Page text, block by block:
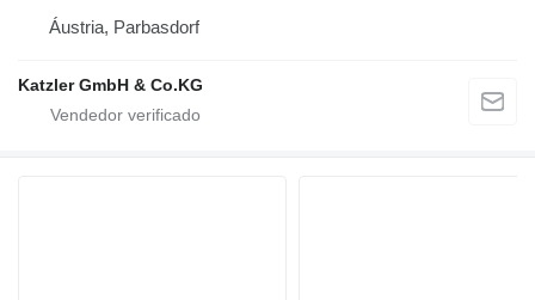
Áustria, Parbasdorf
Katzler GmbH & Co.KG